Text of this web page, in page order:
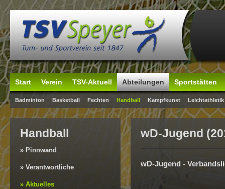
Start Verein TSV-Aktuell Abteilungen Sportstätten
Badminton Basketball Fechten Handball Kampfkunst Leichtathletik
Handball
» Pinnwand
» Verantwortliche
» Aktuelles
wD-Jugend
wD-Jugend -